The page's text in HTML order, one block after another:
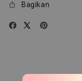
Bagikan